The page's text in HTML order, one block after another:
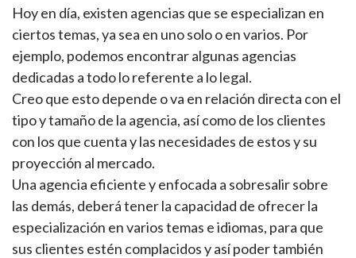
Hoy en día, existen agencias que se especializan en
ciertos temas, ya sea en uno solo o en varios. Por
ejemplo, podemos encontrar algunas agencias
dedicadas a todo lo referente a lo legal.
Creo que esto depende o va en relación directa con el
tipo y tamaño de la agencia, así como de los clientes
con los que cuenta y las necesidades de estos y su
proyección al mercado.
Una agencia eficiente y enfocada a sobresalir sobre
las demás, deberá tener la capacidad de ofrecer la
especialización en varios temas e idiomas, para que
sus clientes estén complacidos y así poder también